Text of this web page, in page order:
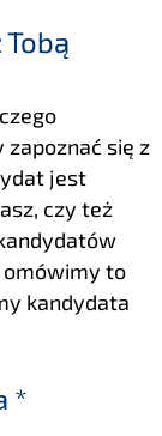
zapoznać się z
jest
czy też
omówimy to
kandydata
*